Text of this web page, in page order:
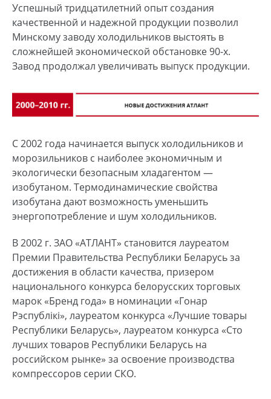
Успешный тридцатилетний опыт создания
качественной и надежной продукции позволил
Минскому заводу холодильников выстоять в
сложнейшей экономической обстановке 90-х.
Завод продолжал увеличивать выпуск продукции.
С 2002 года начинается выпуск холодильников и
морозильников с наиболее экономичным и
экологически безопасным хладагентом —
изобутаном. Термодинамические свойства
изобутана дают возможность уменьшить
энергопотребление и шум холодильников.
В 2002 г. ЗАО «АТЛАНТ» становится лауреатом
Премии Правительства Республики Беларусь за
достижения в области качества, призером
национального конкурса белорусских торговых
марок «Бренд года» в номинации «Гонар
Рэспублiкi», лауреатом конкурса «Лучшие товары
Республики Беларусь», лауреатом конкурса «Сто
лучших товаров Республики Беларусь на
российском рынке» за освоение производства
компрессоров серии СКО.